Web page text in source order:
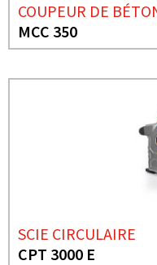
COUPEUR DE
MCC 350
SCIE CIRCULAIRE
CPT 3000 E